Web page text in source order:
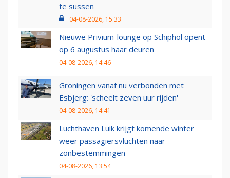
te sussen
04-08-2026, 15:33
Nieuwe Privium-lounge op Schiphol opent
op 6 augustus haar deuren
04-08-2026, 14:46
Groningen vanaf nu verbonden met
Esbjerg: 'scheelt zeven uur rijden'
04-08-2026, 14:41
Luchthaven Luik krijgt komende winter
weer passagiersvluchten naar
zonbestemmingen
04-08-2026, 13:54